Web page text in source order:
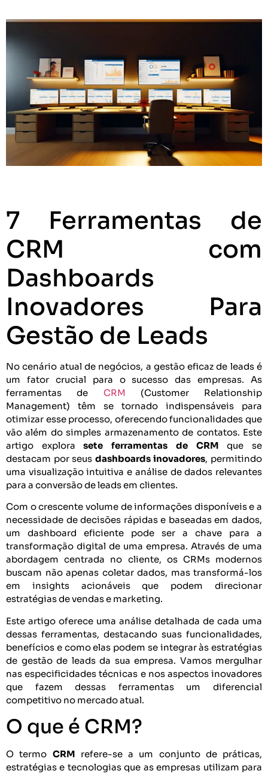
7 Ferramentas de
CRM com
Dashboards
Inovadores Para
Gestão de Leads
No cenário atual de negócios, a gestão eficaz de leads é
um fator crucial para o sucesso das empresas. As
ferramentas de CRM (Customer Relationship
Management) têm se tornado indispensáveis para
otimizar esse processo, oferecendo funcionalidades que
vão além do simples armazenamento de contatos. Este
artigo explorasete ferramentas de CRM que se
destacam por seus dashboards inovadores, permitindo
uma visualização intuitiva e análise de dados relevantes
para a conversão de leads em clientes.
Com o crescente volume de informações disponíveis e a
necessidade de decisões rápidas e baseadas em dados,
um dashboard eficiente pode ser a chave para a
transformação digital de uma empresa. Através de uma
abordagem centrada no cliente, os CRMs modernos
buscam não apenas coletar dados, mas transformá-los
em insights acionáveis que podem direcionar
estratégias de vendas e marketing.
Este artigo oferece uma análise detalhada de cada uma
dessas ferramentas, destacando suas funcionalidades,
benefícios e como elas podem se integrar às estratégias
de gestão de leads da sua empresa. Vamos mergulhar
nas especificidades técnicas e nos aspectos inovadores
que fazem dessas ferramentas um diferencial
competitivo no mercado atual.
O que é CRM?
O termo CRM refere-se a um conjunto de práticas,
estratégias e tecnologias que as empresas utilizam para